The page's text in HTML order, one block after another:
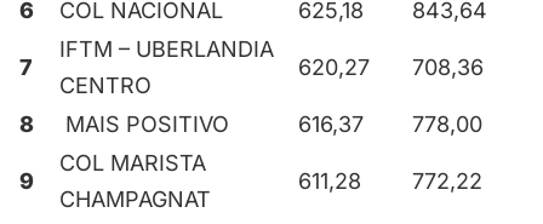
6
COL NACIONAL 625,18 843,64
7
IFTM – UBERLANDIA
CENTRO
620,27 708,36
8 MAIS POSITIVO 616,37 778,00
9
COL MARISTA
CHAMPAGNAT
611,28 772,22